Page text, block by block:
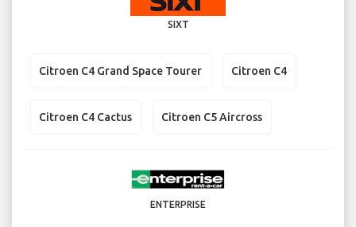
SIXT
Citroen C4 Grand Space Tourer Citroen C4
Citroen C4 Cactus Citroen C5 Aircross
ENTERPRISE